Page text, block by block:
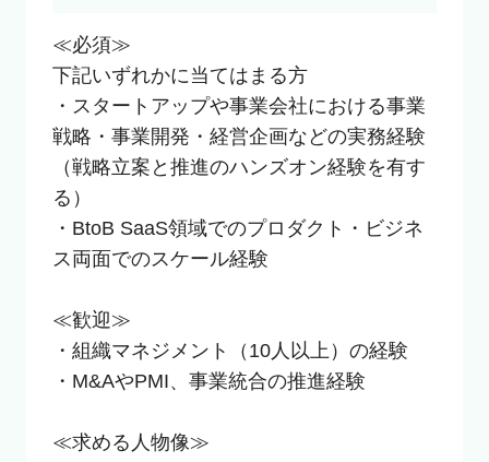
≪必須≫
下記いずれかに当てはまる方
・スタートアップや事業会社における事業
戦略・事業開発・経営企画などの実務経験
（戦略立案と推進のハンズオン経験を有す
る）
・BtoB SaaS領域でのプロダクト・ビジネ
ス両面でのスケール経験
≪歓迎≫
・組織マネジメント（10人以上）の経験
・M&AやPMI、事業統合の推進経験
≪求める人物像≫